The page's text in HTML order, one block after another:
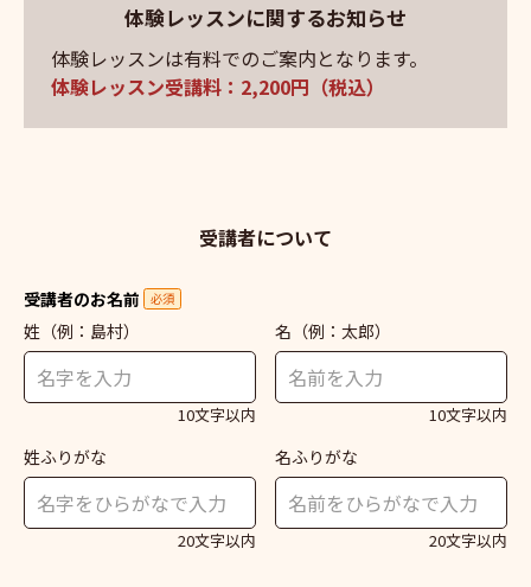
体験レッスンに関するお知らせ
体験レッスンは有料でのご案内となります。
体験レッスン受講料：2,200円（税込）
受講者について
受講者のお名前 必須
姓 （例：島村）
10文字以内
名 （例：太郎）
10文字以内
姓ふりがな
20文字以内
名ふりがな
20文字以内